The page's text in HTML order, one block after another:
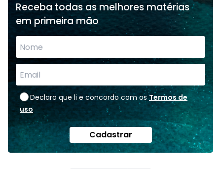
Receba todas as melhores matérias
em primeira mão
Declaro que li e concordo com os Termos de
uso
Cadastrar